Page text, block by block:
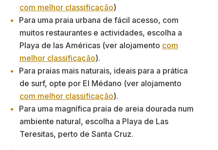
com melhor classificação)
Para uma praia urbana de fácil acesso, com
muitos restaurantes e actividades, escolha a
Playa de las Américas (ver alojamento com
melhor classificação).
Para praias mais naturais, ideais para a prática
de surf, opte por El Médano (ver alojamento
com melhor classificação).
Para uma magnífica praia de areia dourada num
ambiente natural, escolha a Playa de Las
Teresitas, perto de Santa Cruz.